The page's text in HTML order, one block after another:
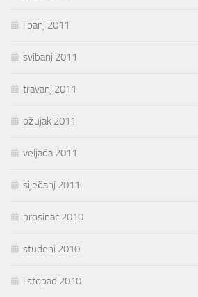
lipanj 2011
svibanj 2011
travanj 2011
ožujak 2011
veljača 2011
siječanj 2011
prosinac 2010
studeni 2010
listopad 2010